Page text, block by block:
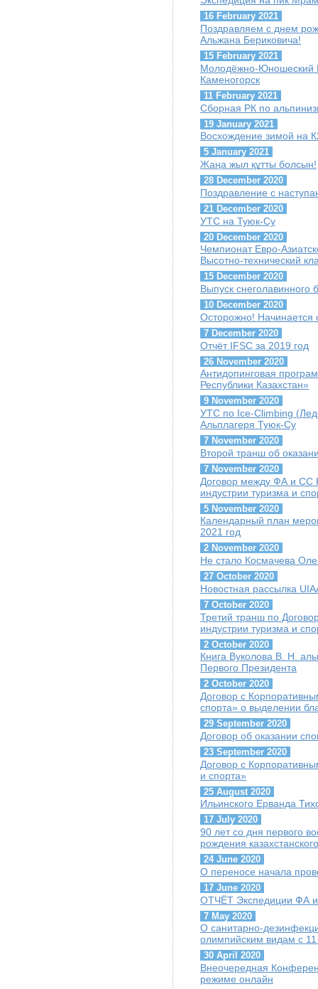
16 February 2021
Поздравляем с днем
Альжана Бериковича!
15 February 2021
Молодёжно-Юношеский
Каменогорск
11 February 2021
Сборная РК по
19 January 2021
Восхождение зимой на
5 January 2021
Жаңа жыл құтты болсын!
28 December 2020
Поздравление с
21 December 2020
УТС на Туюк-Су
20 December 2020
Чемпионат Евро-
Высотно-технический
15 December 2020
Выпуск снеголавинного
10 December 2020
Осторожно! Начинается
7 December 2020
Отчёт IFSC за 2019 год
26 November 2020
Антидопинговая
Республики Казахстан»
9 November 2020
УТС по Ice-Climbing
Альплагеря Туюк-Су
7 November 2020
Второй транш об
7 November 2020
Договор между ФА и СС
индустрии туризма и
5 November 2020
Календарный план
2021 год
2 November 2020
Не стало Космачева
27 October 2020
Новостная рассылка
7 October 2020
Третий транш по
индустрии туризма и
2 October 2020
Книга Вуколова В. Н.
Первого Президента
2 October 2020
Договор с
спорта» о выделении
29 September 2020
Договор об оказании
23 September 2020
Договор с
и спорта»
25 August 2020
Ильинского Ерванда
17 July 2020
90 лет со дня первого
рождения
24 June 2020
О переносе начала
17 June 2020
ОТЧЁТ Экспедиции ФА и
7 May 2020
О санитарно-
олимпийским видам с
30 April 2020
Внеочередная
режиме онлайн